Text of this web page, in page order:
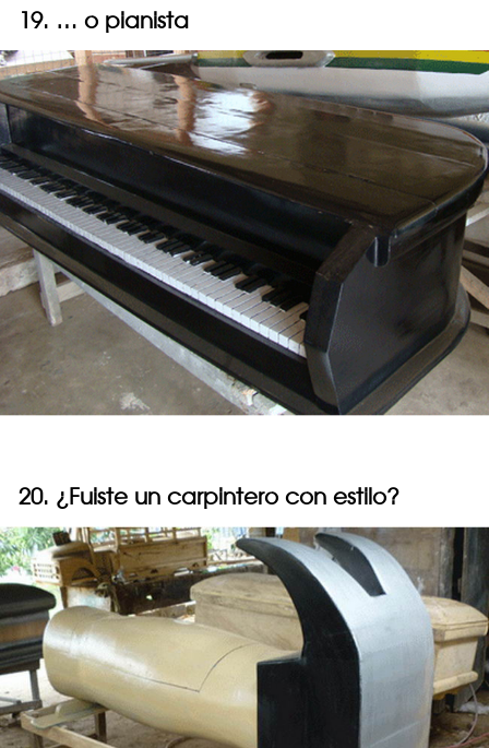
19. … o pianista
20. ¿Fuiste un carpintero con estilo?